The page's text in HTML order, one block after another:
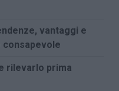
vantaggi e
rilevarlo prima